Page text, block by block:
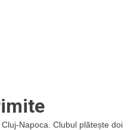
Cluj-Napoca. Clubul plătește doi